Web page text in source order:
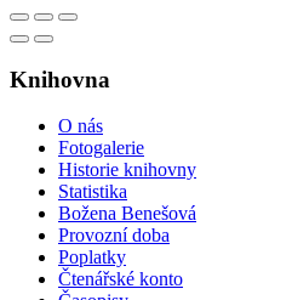
Knihovna
O nás
Fotogalerie
Historie knihovny
Statistika
Božena Benešová
Provozní doba
Poplatky
Čtenářské konto